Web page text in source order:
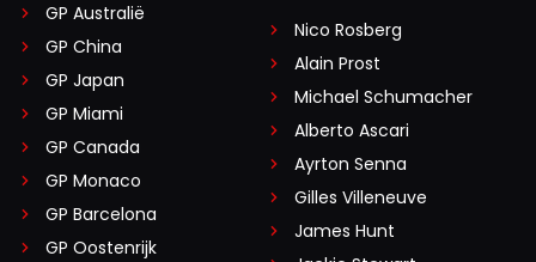
GP Australië
GP China
GP Japan
GP Miami
GP Canada
GP Monaco
GP Barcelona
GP Oostenrijk
Nico Rosberg
Alain Prost
Michael Schumacher
Alberto Ascari
Ayrton Senna
Gilles Villeneuve
James Hunt